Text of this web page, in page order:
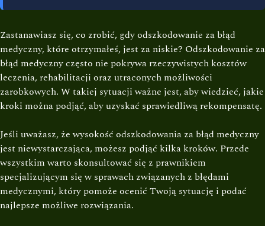
Zastanawiasz się, co zrobić, gdy odszkodowanie za błąd
medyczny, które otrzymałeś, jest za niskie? Odszkodowanie za
błąd medyczny często nie pokrywa rzeczywistych kosztów
leczenia, rehabilitacji oraz utraconych możliwości
zarobkowych. W takiej sytuacji ważne jest, aby wiedzieć, jakie
kroki można podjąć, aby uzyskać sprawiedliwą rekompensatę.
Jeśli uważasz, że wysokość odszkodowania za błąd medyczny
jest niewystarczająca, możesz podjąć kilka kroków. Przede
wszystkim warto skonsultować się z prawnikiem
specjalizującym się w sprawach związanych z błędami
medycznymi, który pomoże ocenić Twoją sytuację i podać
najlepsze możliwe rozwiązania.